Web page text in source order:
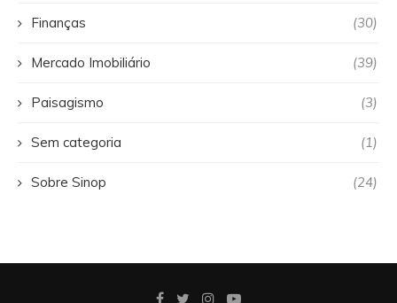
Finanças (30)
Mercado Imobiliário (39)
Paisagismo (3)
Sem categoria (1)
Sobre Sinop (24)